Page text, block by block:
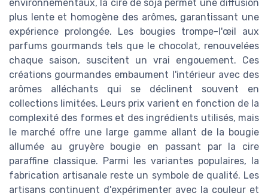
environnementaux, la cire de soja permet une diffusion
plus lente et homogène des arômes, garantissant une
expérience prolongée. Les bougies trompe-l'œil aux
parfums gourmands tels que le chocolat, renouvelées
chaque saison, suscitent un vrai engouement. Ces
créations gourmandes embaument l'intérieur avec des
arômes alléchants qui se déclinent souvent en
collections limitées. Leurs prix varient en fonction de la
complexité des formes et des ingrédients utilisés, mais
le marché offre une large gamme allant de la bougie
allumée au gruyère bougie en passant par la cire
paraffine classique. Parmi les variantes populaires, la
fabrication artisanale reste un symbole de qualité. Les
artisans continuent d'expérimenter avec la couleur et